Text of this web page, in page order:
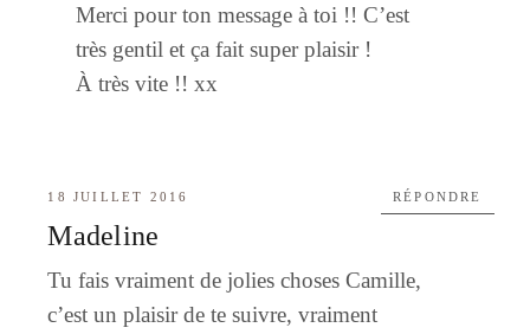
Merci pour ton message à toi !! C’est
très gentil et ça fait super plaisir !
À très vite !! xx
18 JUILLET 2016
Madeline
Tu fais vraiment de jolies choses Camille,
c’est un plaisir de te suivre, vraiment
RÉPONDRE